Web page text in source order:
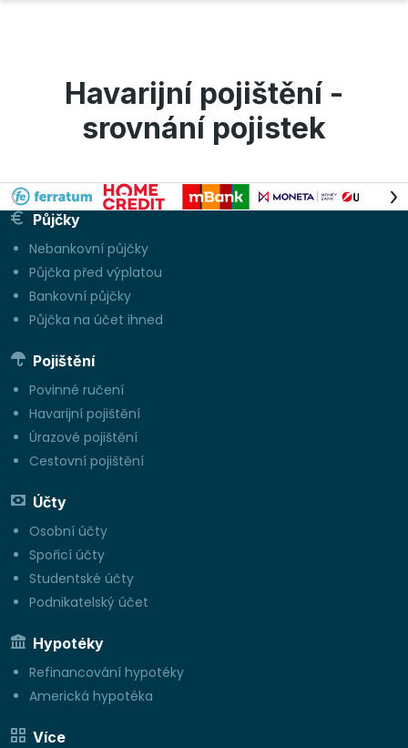
Havarijní pojištění -
srovnání pojistek
Půjčky
Nebankovní půjčky
Půjčka před výplatou
Bankovní půjčky
Půjčka na účet ihned
Pojištění
Povinné ručení
Havarijní pojištění
Úrazové pojištění
Cestovní pojištění
Účty
Osobní účty
Spořicí účty
Studentské účty
Podnikatelský účet
Hypotéky
Refinancování hypotéky
Americká hypotéka
Více